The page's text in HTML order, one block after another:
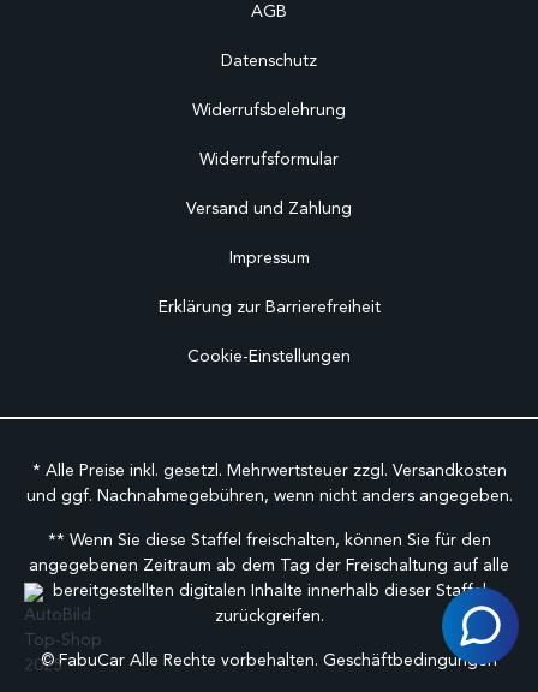
AGB
Datenschutz
Widerrufsbelehrung
Widerrufsformular
Versand und Zahlung
Impressum
Erklärung zur Barrierefreiheit
Cookie-Einstellungen
* Alle Preise inkl. gesetzl. Mehrwertsteuer zzgl. Versandkosten
und ggf. Nachnahmegebühren, wenn nicht anders angegeben.
** Wenn Sie diese Staffel freischalten, können Sie für den
angegebenen Zeitraum ab dem Tag der Freischaltung auf alle
bereitgestellten digitalen Inhalte innerhalb dieser Staffel
zurückgreifen.
©FabuCar Alle Rechte vorbehalten. Geschäftbedingungen